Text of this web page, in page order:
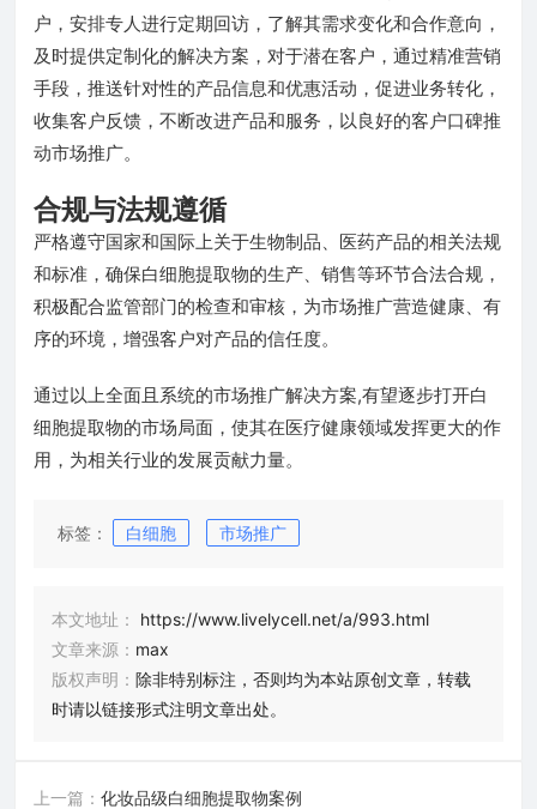
户，安排专人进行定期回访，了解其需求变化和合作意向，
及时提供定制化的解决方案，对于潜在客户，通过精准营销
手段，推送针对性的产品信息和优惠活动，促进业务转化，
收集客户反馈，不断改进产品和服务，以良好的客户口碑推
动市场推广。
合规与法规遵循
严格遵守国家和国际上关于生物制品、医药产品的相关法规
和标准，确保白细胞提取物的生产、销售等环节合法合规，
积极配合监管部门的检查和审核，为市场推广营造健康、有
序的环境，增强客户对产品的信任度。
通过以上全面且系统的市场推广解决方案,有望逐步打开白
细胞提取物的市场局面，使其在医疗健康领域发挥更大的作
用，为相关行业的发展贡献力量。
标签： 白细胞 市场推广
本文地址：
https://www.livelycell.net/a/993.html
文章来源： max
版权声明： 除非特别标注，否则均为本站原创文章，转载
时请以链接形式注明文章出处。
上一篇： 化妆品级白细胞提取物案例